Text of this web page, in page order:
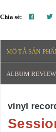
Chia sẻ:
MÔ TẢ SẢN
ALBUM
vinyl